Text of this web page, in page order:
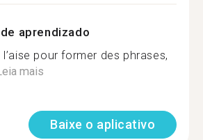
aprendizado
l’aise pour former des phrases,
mais
Baixe o aplicativo